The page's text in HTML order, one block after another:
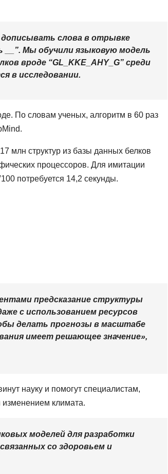
слова в отрывке
Мы обучили языковую модель
вроде “GL_KKE_AHY_G” среди
в исследовании.
По словам ученых, алгоритм в 60 раз
млн структур из базы данных белков
процессоров. Для имитации
потребуется 14,2 секунды.
предсказание структуры
с использованием ресурсов
делать прогнозы в масштабе
имеет решающее значение»,
науку и помогут специалистам,
климата.
моделей для разработки
со здоровьем и